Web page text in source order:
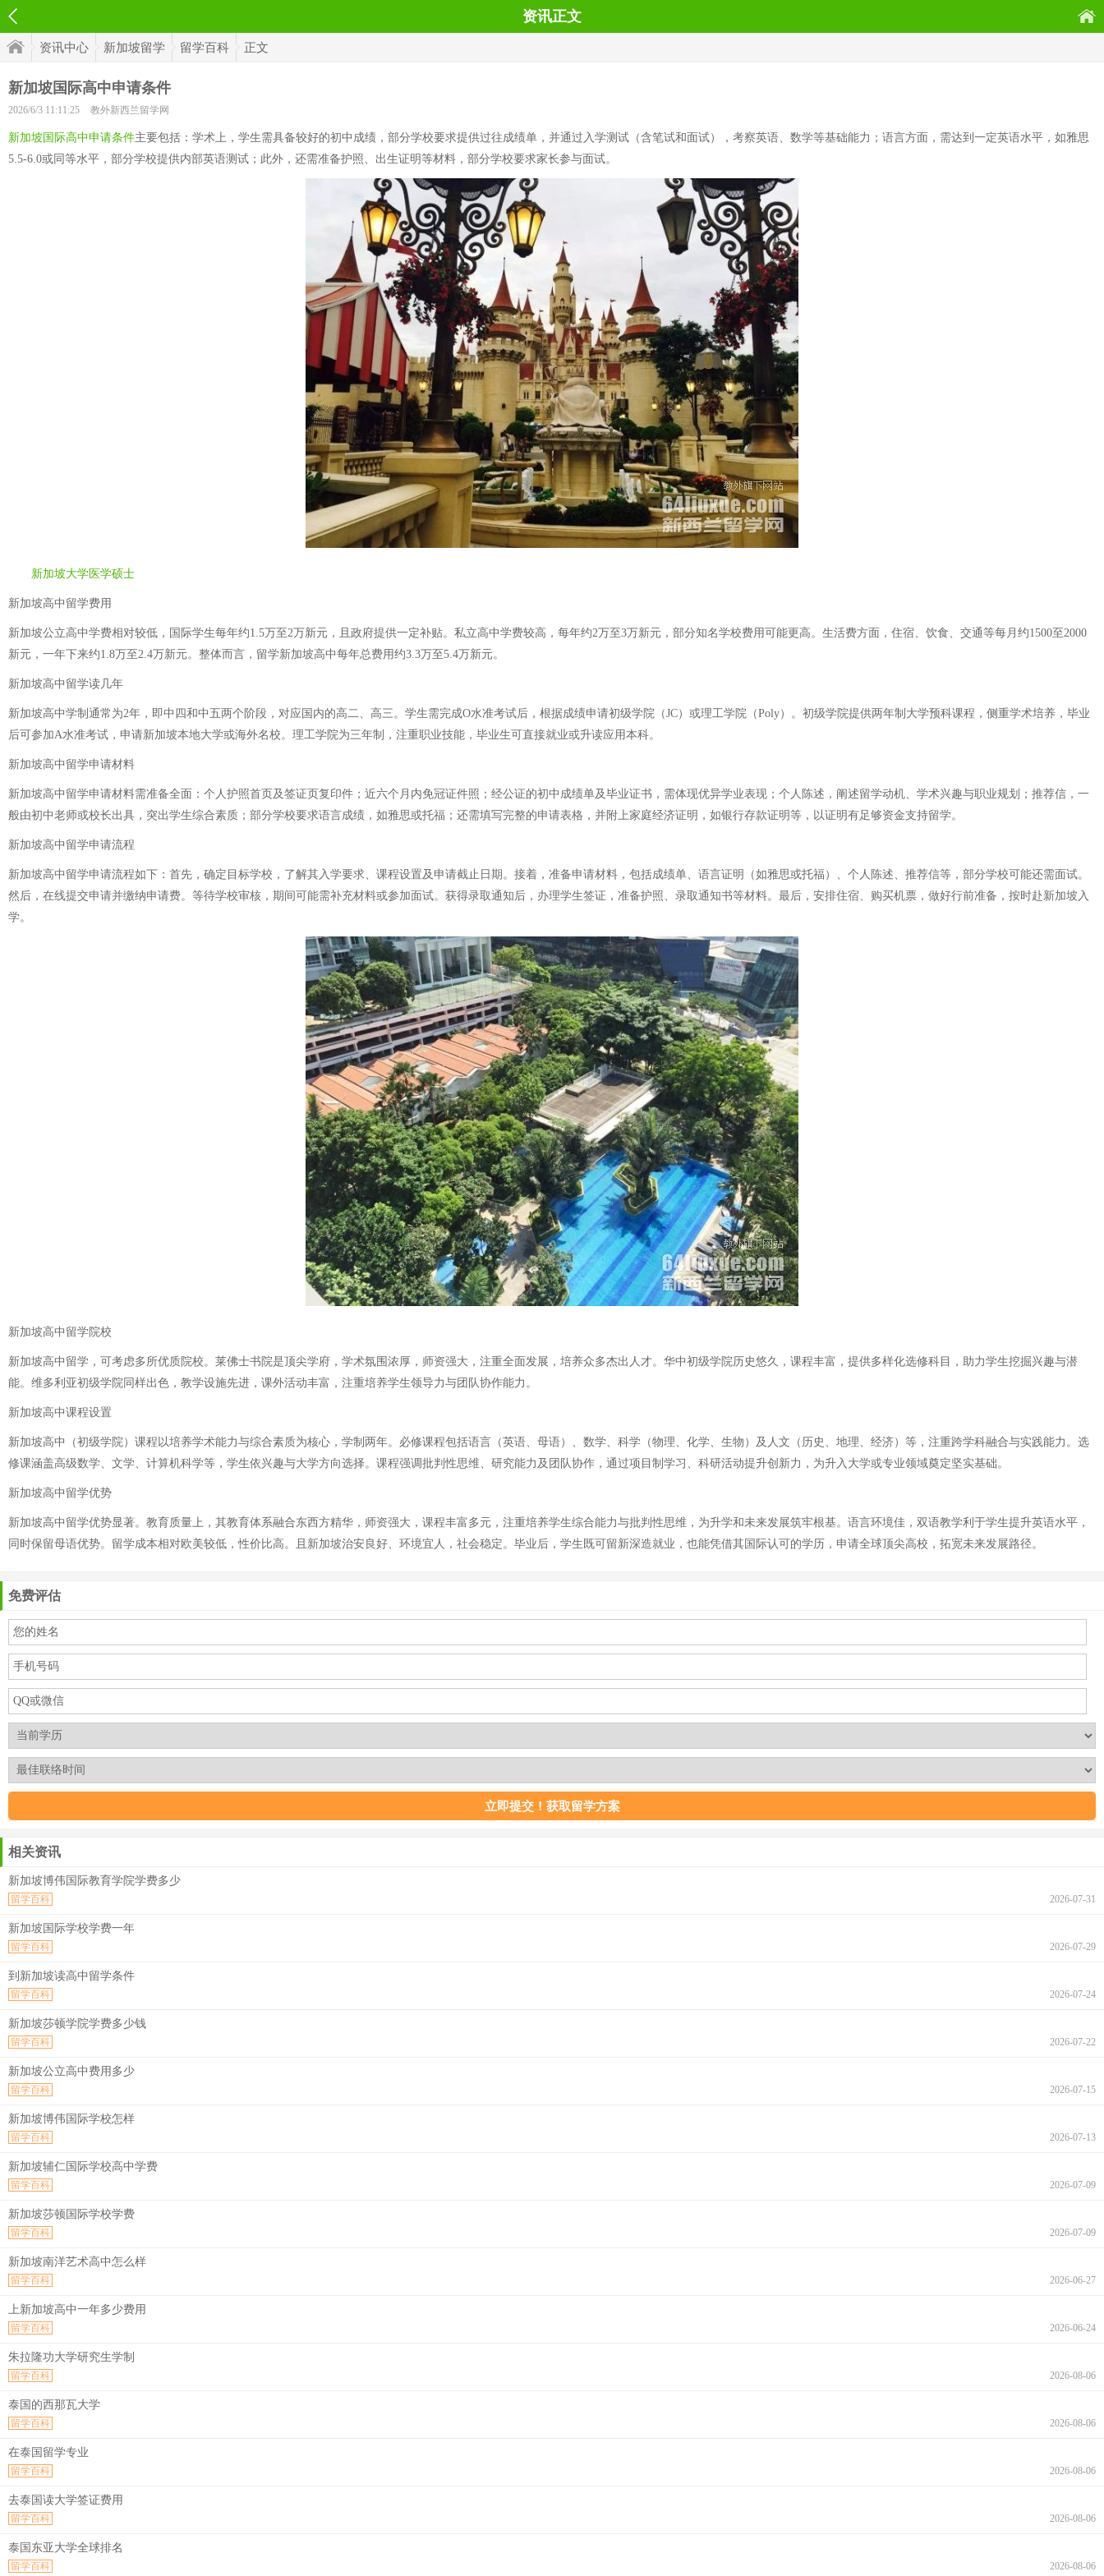
资讯正文
资讯中心 新加坡留学 留学百科 正文
新加坡国际高中申请条件
2026/6/3 11:11:25 教外新西兰留学网
新加坡国际高中申请条件主要包括：学术上，学生需具备较好的初中成绩，部分学校要求提供过往成绩单，并通过入学测试（含笔试和面试），考察英语、数学等基础能力；语言方面，需达到一定英语水平，如雅思
5.5-6.0或同等水平，部分学校提供内部英语测试；此外，还需准备护照、出生证明等材料，部分学校要求家长参与面试。
新加坡大学医学硕士
新加坡高中留学费用
新加坡公立高中学费相对较低，国际学生每年约1.5万至2万新元，且政府提供一定补贴。私立高中学费较高，每年约2万至3万新元，部分知名学校费用可能更高。生活费方面，住宿、饮食、交通等每月约1500至2000
新元，一年下来约1.8万至2.4万新元。整体而言，留学新加坡高中每年总费用约3.3万至5.4万新元。
新加坡高中留学读几年
新加坡高中学制通常为2年，即中四和中五两个阶段，对应国内的高二、高三。学生需完成O水准考试后，根据成绩申请初级学院（JC）或理工学院（Poly）。初级学院提供两年制大学预科课程，侧重学术培养，毕业
后可参加A水准考试，申请新加坡本地大学或海外名校。理工学院为三年制，注重职业技能，毕业生可直接就业或升读应用本科。
新加坡高中留学申请材料
新加坡高中留学申请材料需准备全面：个人护照首页及签证页复印件；近六个月内免冠证件照；经公证的初中成绩单及毕业证书，需体现优异学业表现；个人陈述，阐述留学动机、学术兴趣与职业规划；推荐信，一
般由初中老师或校长出具，突出学生综合素质；部分学校要求语言成绩，如雅思或托福；还需填写完整的申请表格，并附上家庭经济证明，如银行存款证明等，以证明有足够资金支持留学。
新加坡高中留学申请流程
新加坡高中留学申请流程如下：首先，确定目标学校，了解其入学要求、课程设置及申请截止日期。接着，准备申请材料，包括成绩单、语言证明（如雅思或托福）、个人陈述、推荐信等，部分学校可能还需面试。
然后，在线提交申请并缴纳申请费。等待学校审核，期间可能需补充材料或参加面试。获得录取通知后，办理学生签证，准备护照、录取通知书等材料。最后，安排住宿、购买机票，做好行前准备，按时赴新加坡入
学。
新加坡高中留学院校
新加坡高中留学，可考虑多所优质院校。莱佛士书院是顶尖学府，学术氛围浓厚，师资强大，注重全面发展，培养众多杰出人才。华中初级学院历史悠久，课程丰富，提供多样化选修科目，助力学生挖掘兴趣与潜
能。维多利亚初级学院同样出色，教学设施先进，课外活动丰富，注重培养学生领导力与团队协作能力。
新加坡高中课程设置
新加坡高中（初级学院）课程以培养学术能力与综合素质为核心，学制两年。必修课程包括语言（英语、母语）、数学、科学（物理、化学、生物）及人文（历史、地理、经济）等，注重跨学科融合与实践能力。选
修课涵盖高级数学、文学、计算机科学等，学生依兴趣与大学方向选择。课程强调批判性思维、研究能力及团队协作，通过项目制学习、科研活动提升创新力，为升入大学或专业领域奠定坚实基础。
新加坡高中留学优势
新加坡高中留学优势显著。教育质量上，其教育体系融合东西方精华，师资强大，课程丰富多元，注重培养学生综合能力与批判性思维，为升学和未来发展筑牢根基。语言环境佳，双语教学利于学生提升英语水平，
同时保留母语优势。留学成本相对欧美较低，性价比高。且新加坡治安良好、环境宜人，社会稳定。毕业后，学生既可留新深造就业，也能凭借其国际认可的学历，申请全球顶尖高校，拓宽未来发展路径。
免费评估
相关资讯
新加坡博伟国际教育学院学费多少
2026-07-31
留学百科
新加坡国际学校学费一年
2026-07-29
留学百科
到新加坡读高中留学条件
2026-07-24
留学百科
新加坡莎顿学院学费多少钱
2026-07-22
留学百科
新加坡公立高中费用多少
2026-07-15
留学百科
新加坡博伟国际学校怎样
2026-07-13
留学百科
新加坡辅仁国际学校高中学费
2026-07-09
留学百科
新加坡莎顿国际学校学费
2026-07-09
留学百科
新加坡南洋艺术高中怎么样
2026-06-27
留学百科
上新加坡高中一年多少费用
2026-06-24
留学百科
朱拉隆功大学研究生学制
2026-08-06
留学百科
泰国的西那瓦大学
2026-08-06
留学百科
在泰国留学专业
2026-08-06
留学百科
去泰国读大学签证费用
2026-08-06
留学百科
泰国东亚大学全球排名
2026-08-06
留学百科